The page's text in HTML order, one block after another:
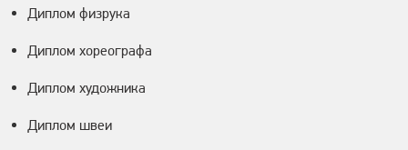
Диплом физрука
Диплом хореографа
Диплом художника
Диплом швеи